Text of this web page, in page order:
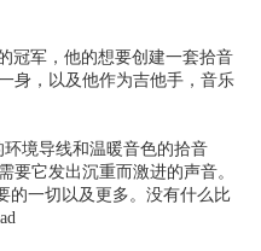
冠军，他的想要创建一套拾音
身，以及他作为吉他手，音乐
境导线和温暖音色的拾音
要它发出沉重而激进的声音。
的一切以及更多。没有什么比